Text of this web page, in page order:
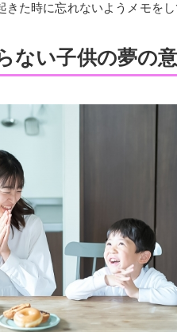
きた時に忘れないようメモをし
ない子供の夢の